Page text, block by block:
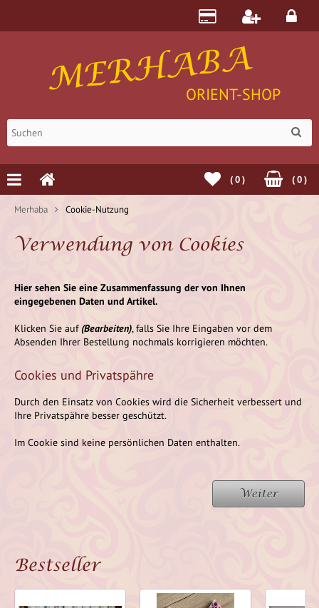
MERHABA
ORIENT-SHOP
(0)
(0)
Merhaba Cookie-Nutzung
Verwendung von Cookies
Hier sehen Sie eine Zusammenfassung der von Ihnen
eingegebenen Daten und Artikel.
Klicken Sie auf(Bearbeiten), falls Sie Ihre Eingaben vor dem
Absenden Ihrer Bestellung nochmals korrigieren möchten.
Cookies und Privatspähre
Durch den Einsatz von Cookies wird die Sicherheit verbessert und
Ihre Privatspähre besser geschützt.
Im Cookie sind keine persönlichen Daten enthalten.
Weiter
Bestseller